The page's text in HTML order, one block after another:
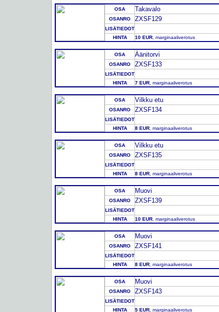
OSA Takavalo
OSANRO ZXSF129
LISÄTIEDOT
HINTA
10 EUR , marginaaliverotus
OSA Äänitorvi
OSANRO ZXSF133
LISÄTIEDOT
HINTA
7 EUR , marginaaliverotus
OSA Vilkku etu
OSANRO ZXSF134
LISÄTIEDOT
HINTA
8 EUR , marginaaliverotus
OSA Vilkku etu
OSANRO ZXSF135
LISÄTIEDOT
HINTA
8 EUR , marginaaliverotus
OSA Muovi
OSANRO ZXSF139
LISÄTIEDOT
HINTA
10 EUR , marginaaliverotus
OSA Muovi
OSANRO ZXSF141
LISÄTIEDOT
HINTA
8 EUR , marginaaliverotus
OSA Muovi
OSANRO ZXSF143
LISÄTIEDOT
HINTA
5 EUR , marginaaliverotus